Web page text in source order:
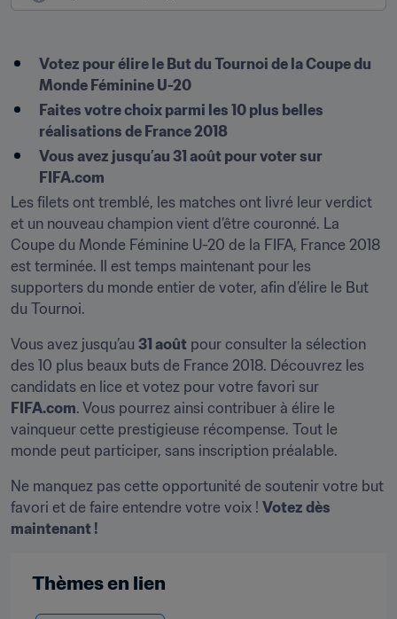
Votez pour élire le But du Tournoi de la Coupe du
Monde Féminine U-20
Faites votre choix parmi les 10 plus belles
réalisations de France 2018
Vous avez jusqu’au 31 août pour voter sur
FIFA.com
Les filets ont tremblé, les matches ont livré leur verdict
et un nouveau champion vient d’être couronné. La
Coupe du Monde Féminine U-20 de la FIFA, France 2018
est terminée. Il est temps maintenant pour les
supporters du monde entier de voter, afin d’élire le But
du Tournoi.
Vous avez jusqu’au 31 août pour consulter la sélection
des 10 plus beaux buts de France 2018. Découvrez les
FIFA.com. Vous pourrez ainsi contribuer à élire le
vainqueur cette prestigieuse récompense. Tout le
monde peut participer, sans inscription préalable.
Ne manquez pas cette opportunité de soutenir votre but
favori et de faire entendre votre voix ! Votez dès
maintenant !
Thèmes en lien